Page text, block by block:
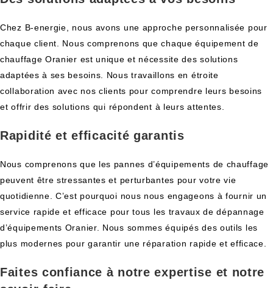
Chez B-energie, nous avons une approche personnalisée pour
chaque client. Nous comprenons que chaque équipement de
chauffage Oranier est unique et nécessite des solutions
adaptées à ses besoins. Nous travaillons en étroite
collaboration avec nos clients pour comprendre leurs besoins
et offrir des solutions qui répondent à leurs attentes.
Rapidité et efficacité garantis
Nous comprenons que les pannes d’équipements de chauffage
peuvent être stressantes et perturbantes pour votre vie
quotidienne. C’est pourquoi nous nous engageons à fournir un
service rapide et efficace pour tous les travaux de dépannage
d’équipements Oranier. Nous sommes équipés des outils les
plus modernes pour garantir une réparation rapide et efficace.
Faites confiance à notre expertise et notre